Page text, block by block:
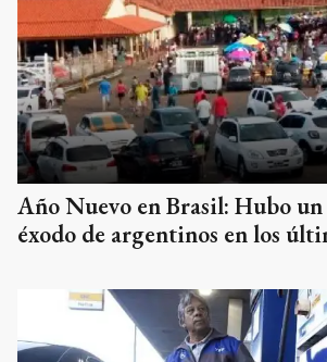
Año Nuevo en Brasil: Hubo
éxodo de argentinos en los